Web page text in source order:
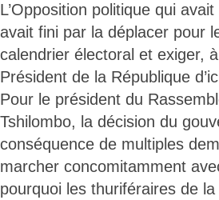
L’Opposition politique qui
avait fini par la déplacer pour
calendrier électoral et exiger,
Président de la République
Pour le président du
Tshilombo, la décision du
conséquence de multiples
marcher concomitamment
pourquoi les thuriféraires de